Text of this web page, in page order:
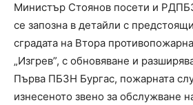
Министър Стоянов посети и
се запозна в детайли с
сградата на Втора
„Изгрев”, с обновяване и
Първа ПБЗН Бургас, пожарната
изнесеното звено за обслужване